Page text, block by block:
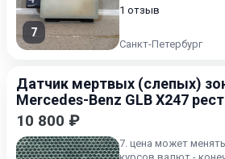
7
1 отзыв
Санкт-Петербург
Датчик мертвых (слепых)
Mercedes-Benz GLB X247 рест
10 800 ₽
7. цена может